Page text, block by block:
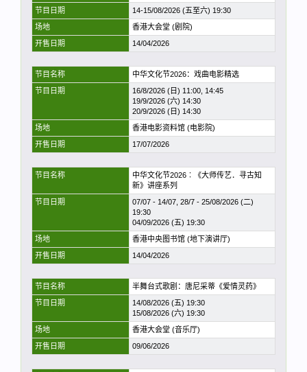
节目日期
14-15/08/2026 (五至六) 19:30
场地
香港大会堂 (剧院)
开售日期
14/04/2026
节目名称
中华文化节2026：戏曲电影精选
节目日期
16/8/2026 (日) 11:00, 14:45
19/9/2026 (六) 14:30
20/9/2026 (日) 14:30
场地
香港电影资料馆 (电影院)
开售日期
17/07/2026
节目名称
中华文化节2026︰《大师传艺．寻古知
新》讲座系列
节目日期
07/07 - 14/07, 28/7 - 25/08/2026 (二)
19:30
04/09/2026 (五) 19:30
场地
香港中央图书馆 (地下演讲厅)
开售日期
14/04/2026
节目名称
半舞台式歌剧：唐尼采蒂《爱情灵药》
节目日期
14/08/2026 (五) 19:30
15/08/2026 (六) 19:30
场地
香港大会堂 (音乐厅)
开售日期
09/06/2026